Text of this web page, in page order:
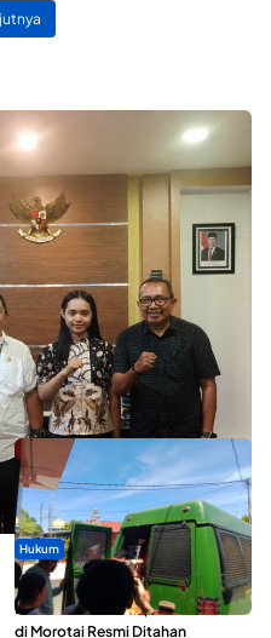
Utara di Gita Bahana
Hukum
Oknum ASN yang Diduga Lakukan
Pelecehan Terhadap 5 Siswa SMA
di Morotai Resmi Ditahan